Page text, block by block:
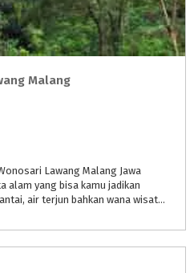
Malang
Lawang Malang Jawa
alam yang bisa kamu jadikan
alternatif wisata lain seperti pantai, air terjun bahkan wana wisata modern dan edukatif. Bertempat pada lereng Gunung Arjuno di ketinggian